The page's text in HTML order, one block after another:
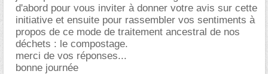
d'abord pour vous inviter à donner votre avis sur cette
initiative et ensuite pour rassembler vos sentiments à
propos de ce mode de traitement ancestral de nos
déchets : le compostage.
merci de vos réponses...
bonne journée